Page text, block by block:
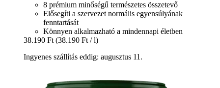
8 prémium minőségű természetes összetevő
Elősegíti a szervezet normális egyensúlyának
fenntartását
Könnyen alkalmazható a mindennapi életben
38.190 Ft (38.190 Ft / l)
Ingyenes szállítás eddig: augusztus 11.